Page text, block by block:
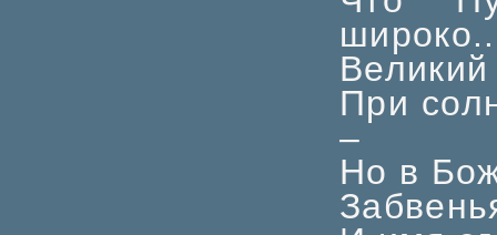
При
–
Но в